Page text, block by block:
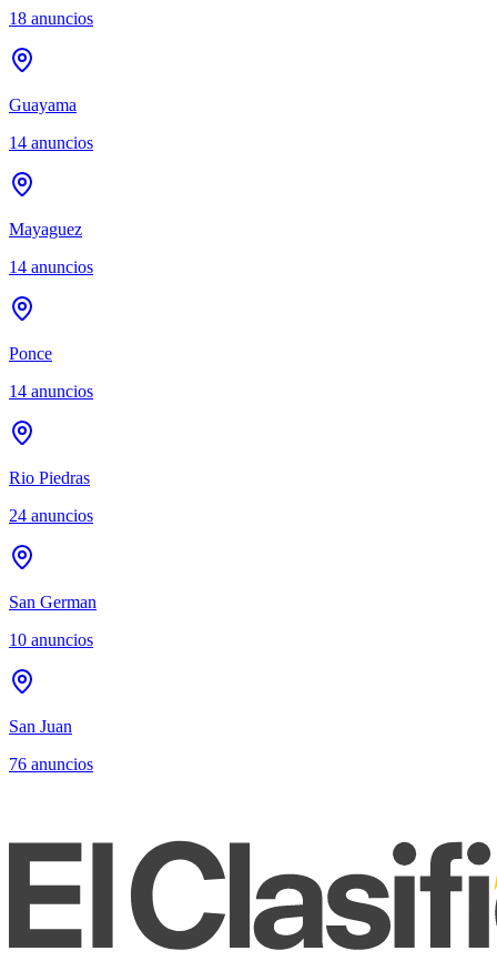
18 anuncios
Guayama
14 anuncios
Mayaguez
14 anuncios
Ponce
14 anuncios
Rio Piedras
24 anuncios
San German
10 anuncios
San Juan
76 anuncios